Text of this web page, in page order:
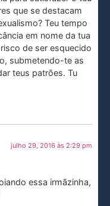
que se destacam
Teu tempo
em nome da tua
de ser esquecido
submetendo-te as
teus patrões. Tu
julho 29, 2016 às 2:29 pm
essa irmãzinha,